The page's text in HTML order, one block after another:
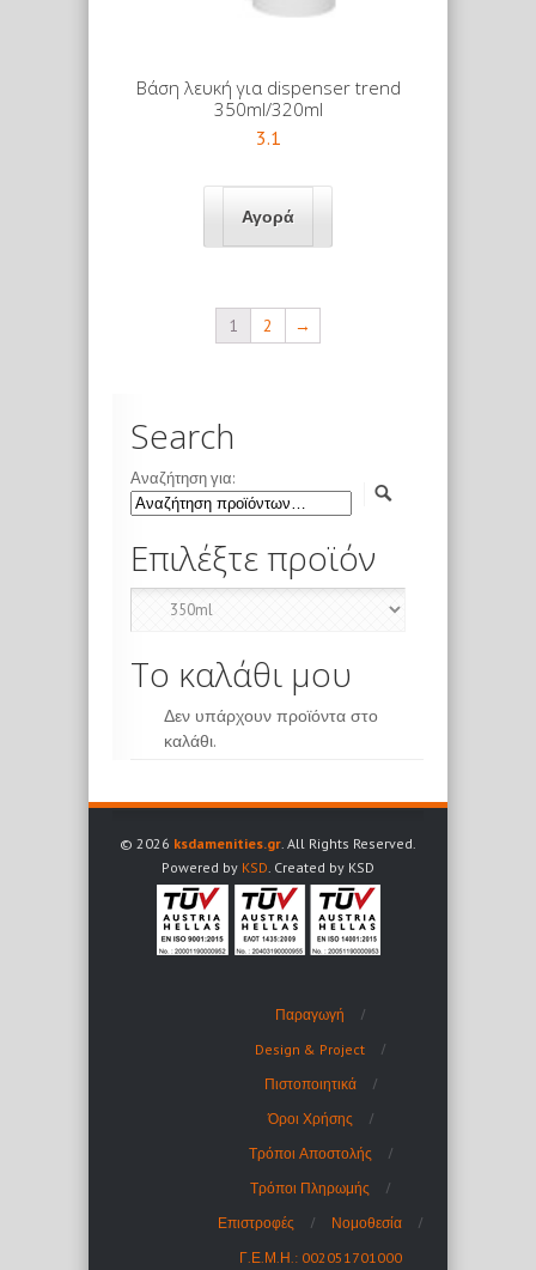
Βάση λευκή για dispenser trend
350ml/320ml
3.1
1 2 →
Search
Αναζήτηση για:
Επιλέξτε προϊόν
Το καλάθι μου
Δεν υπάρχουν προϊόντα στο
καλάθι.
© 2026 ksdamenities.gr. All Rights Reserved.
Powered by KSD. Created by KSD
Παραγωγή
Design & Project
Πιστοποιητικά
Όροι Χρήσης
Τρόποι Αποστολής
Τρόποι Πληρωμής
Επιστροφές
Νομοθεσία
Γ.Ε.Μ.Η.: 002051701000